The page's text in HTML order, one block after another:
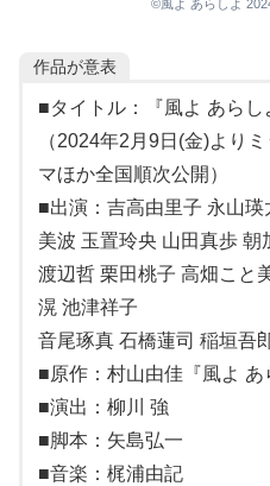
©風よ あらしよ
作品が意表
■タイトル：『風よ あらし
（2024年2月9日(金)より
マほか全国順次公開）
■出演：吉高由里子 永山瑛
美波 玉置玲央 山田真歩 朝
渡辺哲 栗田桃子 高畑こと
滉 池津祥子
音尾琢真 石橋蓮司 稲垣吾
■原作：村山由佳『風よ あ
■演出：柳川 強
■脚本：矢島弘一
■音楽：梶浦由記